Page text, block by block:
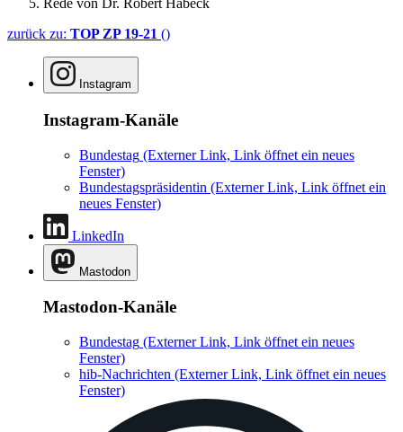
Rede von Dr. Robert Habeck
zurück zu: TOP ZP 19-21 ()
Instagram
Instagram-Kanäle
Bundestag (Externer Link, Link öffnet ein neues
Fenster)
Bundestagspräsidentin (Externer Link, Link öffnet ein
neues Fenster)
LinkedIn
Mastodon
Mastodon-Kanäle
Bundestag (Externer Link, Link öffnet ein neues
Fenster)
hib-Nachrichten (Externer Link, Link öffnet ein neues
Fenster)